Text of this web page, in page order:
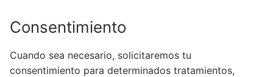
Consentimiento
Cuando sea necesario, solicitaremos tu
consentimiento para determinados tratamientos,